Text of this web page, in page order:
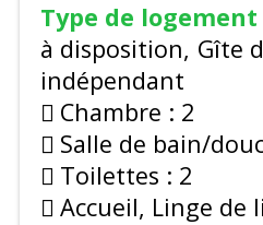
Type de logement
à disposition Gîte
indépendant
Chambre : 2
Salle de bain/
Toilettes : 2
Accueil, Linge